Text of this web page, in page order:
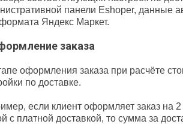
панели Eshoper, данные
Яндекс Маркет.
заказа
оформления заказа при расчёте
по доставке.
если клиент оформляет заказ на
с платной доставкой, то сумма за